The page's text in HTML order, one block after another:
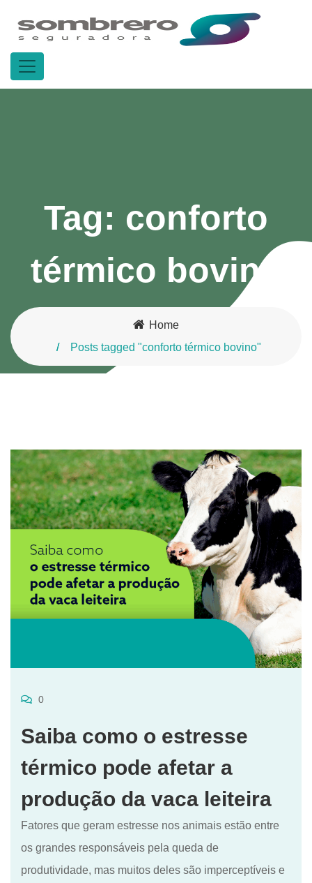
Tag: conforto
térmico bovino
Home
Posts tagged "conforto térmico bovino"
0
Saiba como o estresse
térmico pode afetar a
produção da vaca leiteira
Fatores que geram estresse nos animais estão entre
os grandes responsáveis pela queda de
produtividade, mas muitos deles são imperceptíveis e